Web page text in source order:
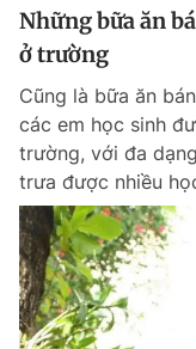
Những bữa ăn
ở trường
Cũng là bữa ăn
các em học sinh
trường, với đa
trưa được nhiều